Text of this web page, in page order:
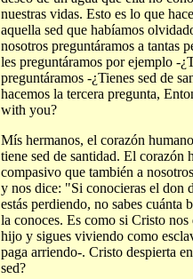
nuestras vidas. Esto es lo que
aquella sed que habíamos
nosotros preguntáramos a tantas
les preguntáramos por ejemplo -
preguntáramos -¿Tienes sed de
hacemos la tercera pregunta,
with you?
Mís hermanos, el corazón
tiene sed de santidad. El corazón
compasivo que también a
y nos dice: "Si conocieras el don
estás perdiendo, no sabes
la conoces. Es como si Cristo
hijo y sigues viviendo como
paga arriendo-. Cristo despierta
sed?